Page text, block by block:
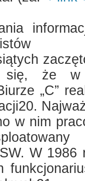
się, że w
„C”
w nim
W 1986